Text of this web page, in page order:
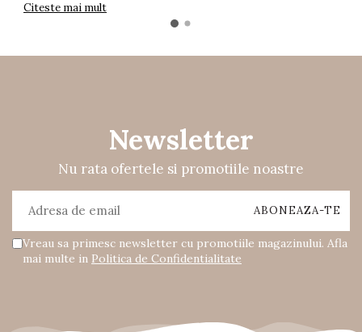
Citeste mai mult
Newsletter
Nu rata ofertele si promotiile noastre
Vreau sa primesc newsletter cu promotiile magazinului. Afla
mai multe in Politica de Confidentialitate